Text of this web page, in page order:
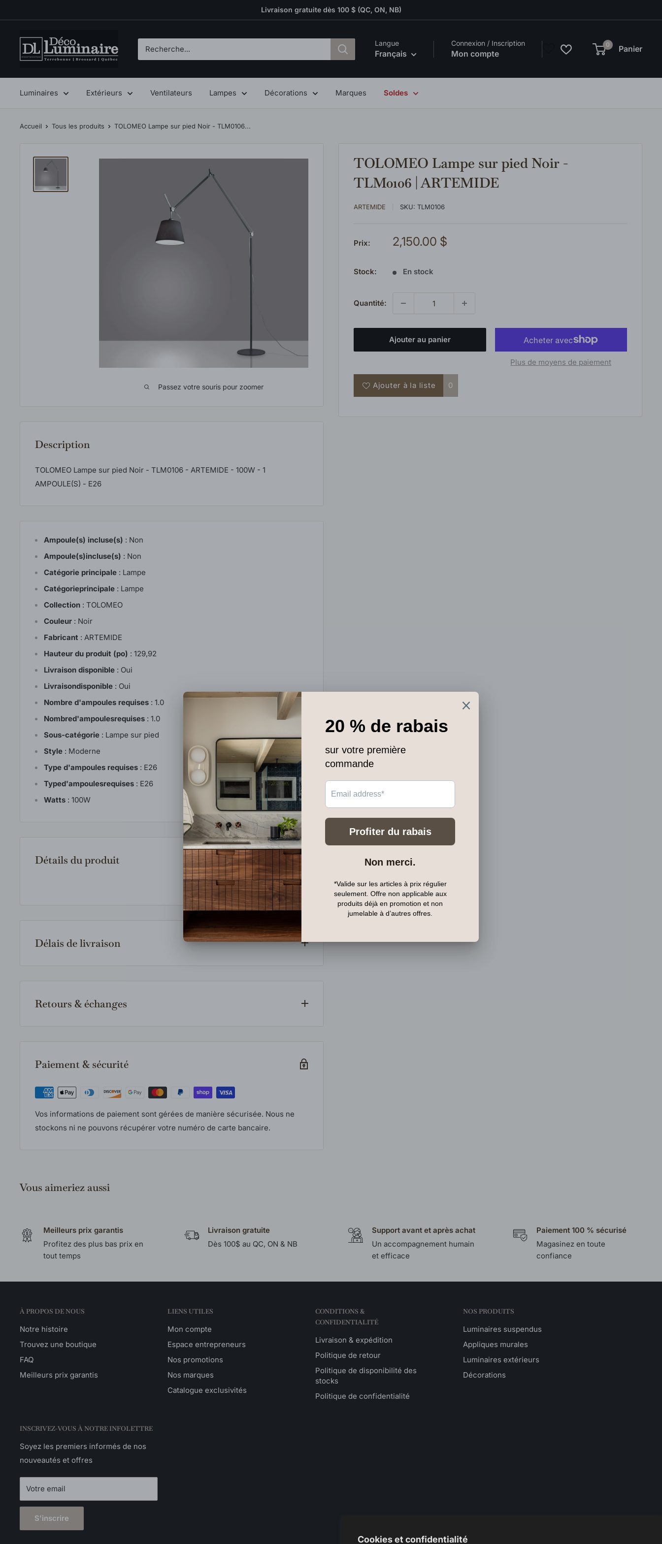
Cookies et confidentialité
au
Livraison gratuite dès 100 $ (QC, ON, NB)
Déco
Luminaire
Langue
Français
Connexion / Inscription
Mon compte
0 Panier
Luminaires Extérieurs Ventilateurs Lampes Décorations Marques Soldes
Accueil Tous les produits TOLOMEO Lampe sur pied Noir - TLM0106...
Passez votre souris pour zoomer
TOLOMEO Lampe sur pied Noir -
TLM0106 | ARTEMIDE
ARTEMIDE SKU: TLM0106
Prix:
Prix
2,150.00 $
Stock: En stock
Quantité:
Ajouter au panier
Plus de moyens de paiement
Ajouter à la liste 0
Description
TOLOMEO Lampe sur pied Noir - TLM0106 - ARTEMIDE - 100W - 1
AMPOULE(S) - E26
Ampoule(s) incluse(s) : Non
Ampoule(s)incluse(s) : Non
Catégorie principale : Lampe
Catégorieprincipale : Lampe
Collection : TOLOMEO
Couleur : Noir
Fabricant : ARTEMIDE
Hauteur du produit (po) : 129,92
Livraison disponible : Oui
Livraisondisponible : Oui
Nombre d'ampoules requises : 1.0
Nombred'ampoulesrequises : 1.0
Sous-catégorie : Lampe sur pied
Style : Moderne
Type d'ampoules requises : E26
Typed'ampoulesrequises : E26
Watts : 100W
Détails du produit
Délais de livraison
Les produits en inventaire sont expédiés rapidement partout au Canada. Si un
article est indisponible en magasin, nous le commandons auprès du
votre commande.
Retours & échanges
produits doivent être neufs, inutilisés et dans leur emballage d’origine.
Paiement & sécurité
Vos informations de paiement sont gérées de manière sécurisée. Nous ne
stockons ni ne pouvons récupérer votre numéro de carte bancaire.
Vous aimeriez aussi
Meilleurs prix garantis
Profitez des plus bas prix en
tout temps
Livraison gratuite
Dès 100$ au QC, ON & NB
Support avant et après achat
Un accompagnement humain
et efficace
Paiement 100 % sécurisé
Magasinez en toute
confiance
À PROPOS DE NOUS
Notre histoire
Trouvez une boutique
FAQ
Meilleurs prix garantis
LIENS UTILES
Mon compte
Espace entrepreneurs
Nos promotions
Nos marques
Catalogue exclusivités
CONDITIONS &
CONFIDENTIALITÉ
Livraison & expédition
Politique de retour
Politique de disponibilité des
stocks
Politique de confidentialité
NOS PRODUITS
Luminaires suspendus
Appliques murales
Luminaires extérieurs
Décorations
INSCRIVEZ-VOUS À NOTRE INFOLETTRE
Soyez les premiers informés de nos
nouveautés et offres
Votre email
S'inscrire